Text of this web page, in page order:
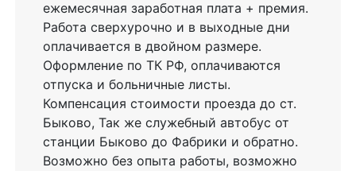
ежемесячная заработная плата + премия.
Работа сверхурочно и в выходные дни
оплачивается в двойном размере.
Оформление по ТК РФ, оплачиваются
отпуска и больничные листы.
Компенсация стоимости проезда до ст.
Быково, Так же служебный автобус от
станции Быково до Фабрики и обратно.
Возможно без опыта работы, возможно